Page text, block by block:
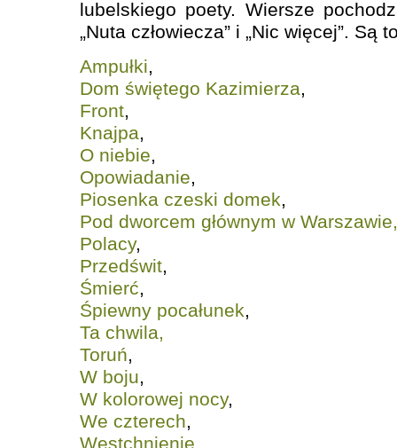
lubelskiego poety. Wiersze
„Nuta człowiecza” i „Nic więcej”. Są
Ampułki,
Dom świętego Kazimierza,
Front,
Knajpa,
O niebie,
Opowiadanie,
Piosenka czeski domek,
Pod dworcem głównym w Warszawie,
Polacy,
Przedświt,
Śmierć,
Śpiewny pocałunek,
Ta chwila,
Toruń,
W boju,
W kolorowej nocy,
We czterech,
Westchnienie,